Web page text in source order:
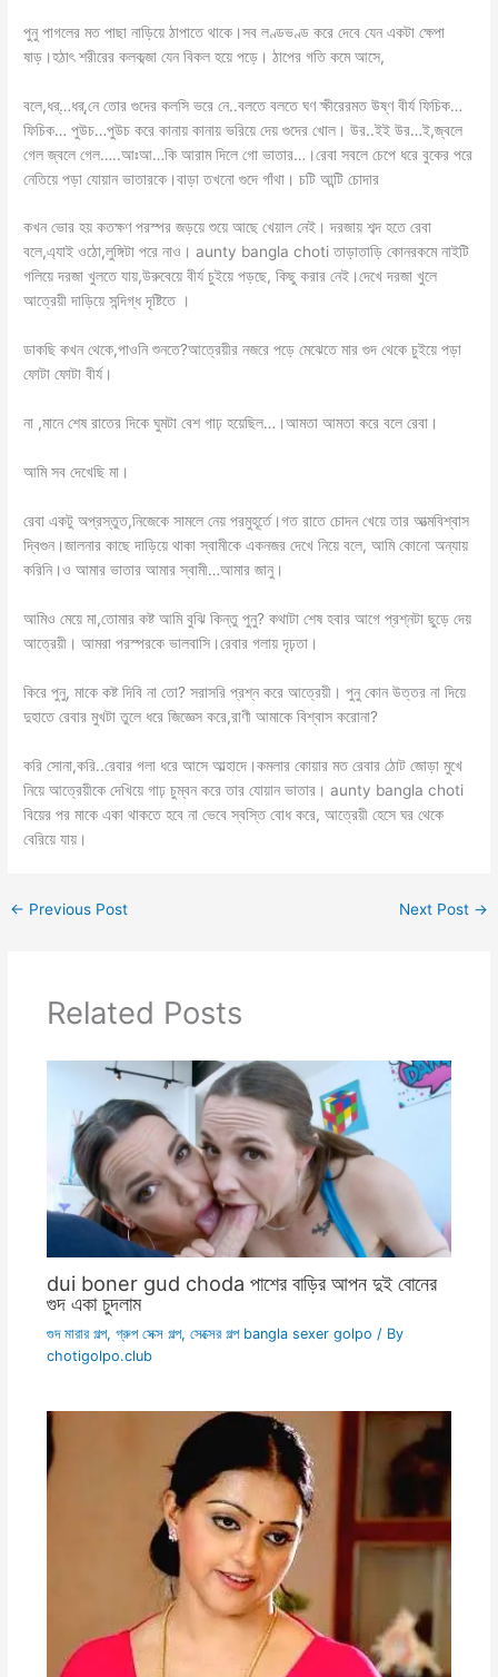
পুনু পাগলের মত পাছা নাড়িয়ে ঠাপাতে থাকে।সব লণ্ডভণ্ড করে দেবে যেন একটা ক্ষেপা
ষাড়।হঠাৎ শরীরের কলকব্জা যেন বিকল হয়ে পড়ে। ঠাপের গতি কমে আসে,
বলে,ধর্…ধর্,নে তোর গুদের কলসি ভরে নে..বলতে বলতে ঘণ ক্ষীরেরমত উষ্ণ বীর্য ফিচিক…
ফিচিক… পুউচ…পুউচ করে কানায় কানায় ভরিয়ে দেয় গুদের খোল। উর..ইই উর…ই,জ্বলে
গেল জ্বলে গেল…..আঃআ…কি আরাম দিলে গো ভাতার…।রেবা সবলে চেপে ধরে বুকের পরে
নেতিয়ে পড়া যোয়ান ভাতারকে।বাড়া তখনো গুদে গাঁথা। চটি আন্টি চোদার
কখন ভোর হয় কতক্ষণ পরস্পর জড়য়ে শুয়ে আছে খেয়াল নেই। দরজায় শব্দ হতে রেবা
বলে,এ্যাই ওঠো,লুঙ্গিটা পরে নাও। aunty bangla choti তাড়াতাড়ি কোনরকমে নাইটি
গলিয়ে দরজা খুলতে যায়,উরুবেয়ে বীর্য চুইয়ে পড়ছে, কিছু করার নেই।দেখে দরজা খুলে
আত্রেয়ী দাড়িয়ে সন্দিগ্ধ দৃষ্টিতে ।
ডাকছি কখন থেকে,পাওনি শুনতে?আত্রেয়ীর নজরে পড়ে মেঝেতে মার গুদ থেকে চুইয়ে পড়া
ফোটা ফোটা বীর্য।
না ,মানে শেষ রাতের দিকে ঘুমটা বেশ গাঢ় হয়েছিল…।আমতা আমতা করে বলে রেবা।
আমি সব দেখেছি মা।
রেবা একটু অপ্রস্তুত,নিজেকে সামলে নেয় পরমুহূর্তে।গত রাতে চোদন খেয়ে তার আত্মবিশ্বাস
দ্বিগুন।জালনার কাছে দাড়িয়ে থাকা স্বামীকে একনজর দেখে নিয়ে বলে, আমি কোনো অন্যায়
করিনি।ও আমার ভাতার আমার স্বামী…আমার জানু।
আমিও মেয়ে মা,তোমার কষ্ট আমি বুঝি কিন্তু পুনু? কথাটা শেষ হবার আগে প্রশ্নটা ছুড়ে দেয়
আত্রেয়ী। আমরা পরস্পরকে ভালবাসি।রেবার গলায় দৃঢ়তা।
কিরে পুনু, মাকে কষ্ট দিবি না তো? সরাসরি প্রশ্ন করে আত্রেয়ী। পুনু কোন উত্তর না দিয়ে
দুহাতে রেবার মুখটা তুলে ধরে জিজ্ঞেস করে,রাণী আমাকে বিশ্বাস করোনা?
করি সোনা,করি..রেবার গলা ধরে আসে আল্হাদে।কমলার কোয়ার মত রেবার ঠোট জোড়া মুখে
নিয়ে আত্রেয়ীকে দেখিয়ে গাঢ় চুম্বন করে তার যোয়ান ভাতার। aunty bangla choti
বিয়ের পর মাকে একা থাকতে হবে না ভেবে স্বস্তি বোধ করে, আত্রেয়ী হেসে ঘর থেকে
বেরিয়ে যায়।
← Previous Post Next Post →
Related Posts
dui boner gud choda পাশের বাড়ির আপন দুই বোনের
গুদ একা চুদলাম
গুদ মারার গল্প, গ্রুপ সেক্স গল্প, সেক্সের গল্প bangla sexer golpo / By
chotigolpo.club